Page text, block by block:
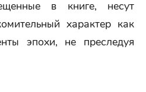
в книге, несут
характер как
эпохи, не преследуя